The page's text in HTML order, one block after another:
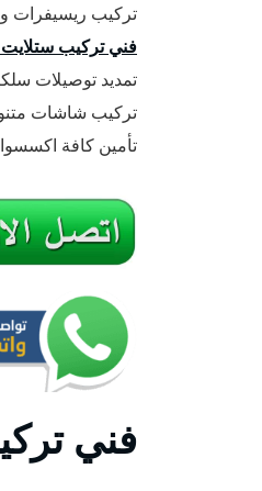
تركيب ريسيفرات
فني تركيب ستلايت
تمديد توصيلات
تركيب شاشات
تأمين كافة
فني